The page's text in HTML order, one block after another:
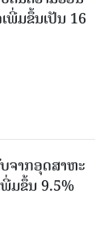
ພີ່ມຂຶ້ນເປັນ 16
ຈາກອຸດສາຫະ
ມຂຶ້ນ 9.5%